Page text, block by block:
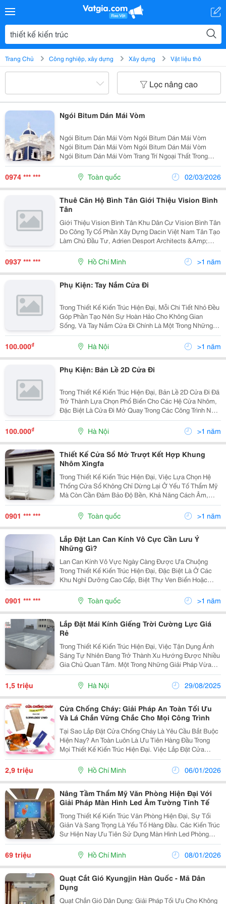
Trang Chủ Công nghiệp, xây dựng Xây dựng Vật liệu thô
Lọc nâng cao
Ngói Bitum Dán Mái Vòm
Ngói Bitum Dán Mái Vòm Ngói Bitum Dán Mái Vòm
Ngói Bitum Dán Mái Vòm Ngói Bitum Dán Mái Vòm
Ngói Bitum Dán Mái Vòm Trang Trí Ngoại Thất Trong
Thiết Kế Kiến Trúc Không Chỉ Còn Quanh Quẩn Ở
Những Viên Ngói Cứng Nhắc Và Thô Kệch Nữa Hay L
0974 *** *** Toàn quốc 02/03/2026
Thuê Căn Hộ Bình Tân Giới Thiệu Vision Bình
Tân
Giới Thiệu Vision Bình Tân Khu Dân Cư Vision Bình Tân
Do Công Ty Cổ Phần Xây Dựng Dacin Việt Nam Tân Tạo
Làm Chủ Đầu Tư, Adrien Desport Architects &Amp;
Bich Au (Ada) Là Đơn Vị Thiết Kế Kiến Trúc. Với Mong
Muốn Mang Lại Cuộc Sống Tiện Nghi Cho Cư...
0937 *** *** Hồ Chí Minh >1 năm
Phụ Kiện: Tay Nắm Cửa Đi
Trong Thiết Kế Kiến Trúc Hiện Đại, Mỗi Chi Tiết Nhỏ Đều
Góp Phần Tạo Nên Sự Hoàn Hảo Cho Không Gian
Sống, Và Tay Nắm Cửa Đi Chính Là Một Trong Những
Yếu Tố Quan Trọng, Kết Hợp Giữa Công Năng Và Thẩm
Mỹ. Không Chỉ Giúp Người Dùng Dễ Dàng Mở Đóng
Cửa,...
100.000₫ Hà Nội >1 năm
Phụ Kiện: Bản Lề 2D Cửa Đi
Trong Thiết Kế Kiến Trúc Hiện Đại, Bản Lề 2D Cửa Đi Đã
Trở Thành Lựa Chọn Phổ Biến Cho Các Hệ Cửa Nhôm,
Đặc Biệt Là Cửa Đi Mở Quay Trong Các Công Trình Nhà
Ở, Văn Phòng, Và Cửa Hàng. Với Thiết Kế Đơn Giản,
Chi Phí Hợp Lý Và Khả Năng Vận Hành Ổn Định,...
100.000₫ Hà Nội >1 năm
Thiết Kế Cửa Sổ Mở Trượt Kết Hợp Khung
Nhôm Xingfa
Trong Thiết Kế Kiến Trúc Hiện Đại, Việc Lựa Chọn Hệ
Thống Cửa Sổ Không Chỉ Dừng Lại Ở Yếu Tố Thẩm Mỹ
Mà Còn Cần Đảm Bảo Độ Bền, Khả Năng Cách Âm,
Cách Nhiệt Và Sự Thuận Tiện Khi Sử Dụng. Trong Số
Các Giải Pháp Đang Được Ưa Chuộng Hiện Nay, Cửa
Sổ Mở...
0901 *** *** Toàn quốc >1 năm
Lắp Đặt Lan Can Kính Vô Cực Cần Lưu Ý
Những Gì?
Lan Can Kính Vô Vực Ngày Càng Được Ưa Chuộng
Trong Thiết Kế Kiến Trúc Hiện Đại, Đặc Biệt Là Ở Các
Khu Nghỉ Dưỡng Cao Cấp, Biệt Thự Ven Biển Hoặc
Công Trình Hướng View Đẹp. Với Vẻ Đẹp Tối Giản, Tinh
Tế Và Khả Năng Tạo Cảm Giác Không Gian Mở Rộng
0901 *** *** Toàn quốc >1 năm
Lắp Đặt Mái Kính Giếng Trời Cường Lực Giá
Rẻ
Trong Thiết Kế Kiến Trúc Hiện Đại, Việc Tận Dụng Ánh
Sáng Tự Nhiên Đang Trở Thành Xu Hướng Được Nhiều
Gia Chủ Quan Tâm. Một Trong Những Giải Pháp Vừa
Mang Tính Thẩm Mỹ, Vừa Mang Lại Hiệu Quả Sử Dụng
Cao Chính Là Mái Kính Giếng Trời . Nhờ Khả Năng
1,5 triệu Hà Nội 29/08/2025
Cửa Chống Cháy: Giải Pháp An Toàn Tối Ưu
Và Lá Chắn Vững Chắc Cho Mọi Công Trình
Tại Sao Lắp Đặt Cửa Chống Cháy Là Yêu Cầu Bắt Buộc
Hiện Nay? An Toàn Luôn Là Ưu Tiên Hàng Đầu Trong
Mọi Thiết Kế Kiến Trúc Hiện Đại. Việc Lắp Đặt Cửa
Chống Cháy Không Chỉ Đơn Thuần Là Tuân Thủ Quy
Định Của Pháp Luật Mà Còn Là Giải Pháp Bảo Vệ Chủ...
2,9 triệu Hồ Chí Minh 06/01/2026
Nâng Tầm Thẩm Mỹ Văn Phòng Hiện Đại Với
Giải Pháp Màn Hình Led Âm Tường Tinh Tế
Trong Thiết Kế Kiến Trúc Văn Phòng Hiện Đại, Sự Tối
Giản Và Sang Trọng Là Yếu Tố Hàng Đầu. Các Kiến Trúc
Sư Hiện Nay Ưu Tiên Sử Dụng Màn Hình Led Phòng
Họp Dạng Âm Tường Để Tạo Nên Một Bề Mặt Hiển Thị
Đồng Nhất, Thay Thế Cho Các Khung Tivi Thô Kệch...
69 triệu Hồ Chí Minh 08/01/2026
Quạt Cắt Gió Kyungjin Hàn Quốc - Mã Dân
Dụng
Quạt Chắn Gió Dân Dụng: Giải Pháp Tối Ưu Cho Không